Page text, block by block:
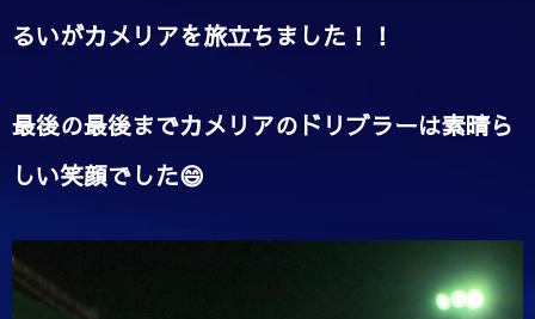
るいがカメリアを旅立ちました！！
最後の最後までカメリアのドリブラーは素晴ら
しい笑顔でした😄